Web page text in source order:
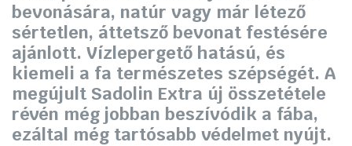
bevonására, natúr vagy már létező
sértetlen, áttetsző bevonat festésére
ajánlott. Vízlepergető hatású, és
kiemeli a fa természetes szépségét. A
megújult Sadolin Extra új összetétele
révén még jobban beszívódik a fába,
ezáltal még tartósabb védelmet nyújt.